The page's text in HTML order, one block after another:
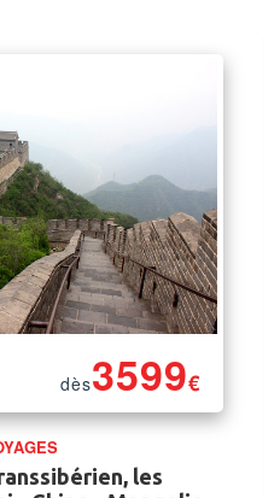
dès3599€
les